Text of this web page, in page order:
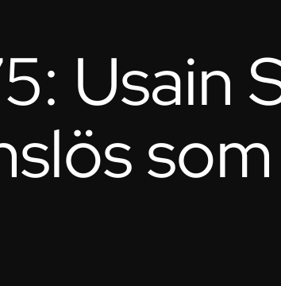
Usain
som